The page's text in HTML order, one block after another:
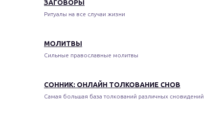
ЗАГОВОРЫ
Ритуалы на все случаи жизни
МОЛИТВЫ
Сильные православные молитвы
СОННИК: ОНЛАЙН ТОЛКОВАНИЕ СНОВ
Самая большая база толкований различных сновидений